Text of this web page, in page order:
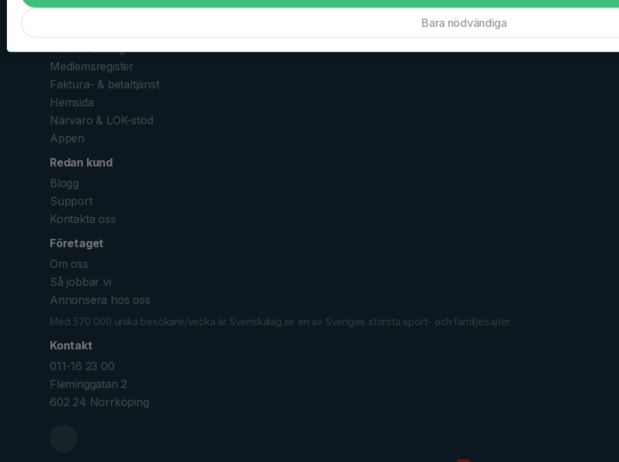
Helhetslösning
Medlemsregister
Faktura- & betaltjänst
Hemsida
Närvaro & LOK-stöd
Appen
Redan kund
Blogg
Support
Kontakta oss
Företaget
Om oss
Så jobbar vi
Annonsera hos oss
Med 570 000 unika besökare/vecka är Svenskalag.se en av Sveriges största sport- och familjesajter.
Kontakt
011-16 23 00
Fleminggatan 2
602 24 Norrköping
Bara nödvändiga